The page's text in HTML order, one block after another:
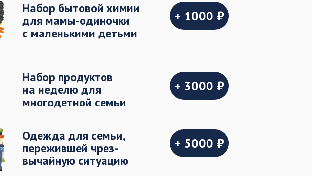
Набор бытовой химии
для мамы-одиночки
с маленькими детьми
Набор продуктов
на неделю для
многодетной семьи
Одежда для семьи,
пережившей чрез-
вычайную ситуацию
+ 5000 ₽
+ 3000 ₽
+ 1000 ₽